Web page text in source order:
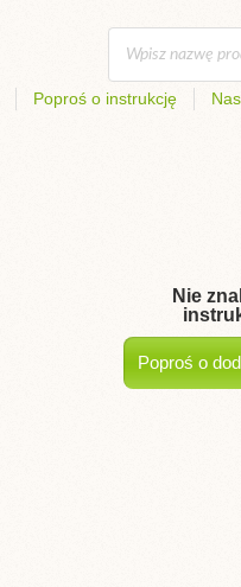
Poproś o instrukcję
Nie
Poproś o